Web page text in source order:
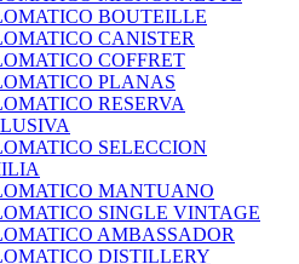
BOUTEILLE
CANISTER
COFFRET
PLANAS
RESERVA
SELECCION
MANTUANO
SINGLE VINTAGE
AMBASSADOR
DISTILLERY